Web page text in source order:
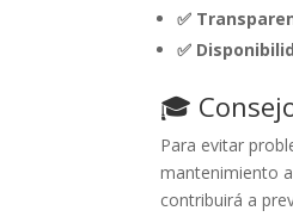
✅
✅
🎓
Para evitar
mantenimiento
contribuirá a